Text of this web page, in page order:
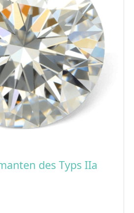
des Typs IIa